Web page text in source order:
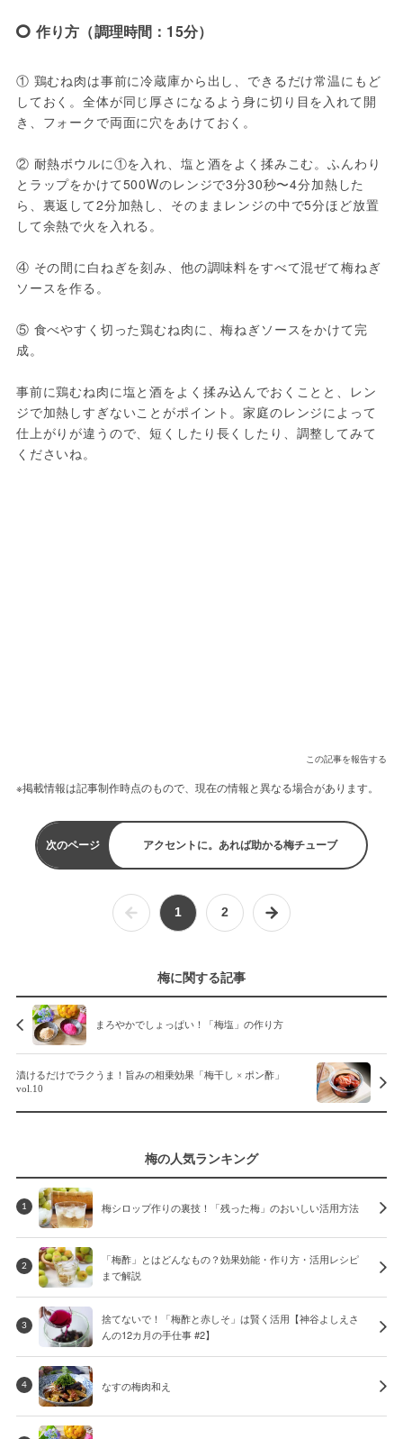
作り方（調理時間：15分）
① 鶏むね肉は事前に冷蔵庫から出し、できるだけ常温にもど
しておく。全体が同じ厚さになるよう身に切り目を入れて開
き、フォークで両面に穴をあけておく。
② 耐熱ボウルに①を入れ、塩と酒をよく揉みこむ。ふんわり
とラップをかけて500Wのレンジで3分30秒〜4分加熱した
ら、裏返して2分加熱し、そのままレンジの中で5分ほど放置
して余熱で火を入れる。
④ その間に白ねぎを刻み、他の調味料をすべて混ぜて梅ねぎ
ソースを作る。
⑤ 食べやすく切った鶏むね肉に、梅ねぎソースをかけて完
成。
事前に鶏むね肉に塩と酒をよく揉み込んでおくことと、レン
ジで加熱しすぎないことがポイント。家庭のレンジによって
仕上がりが違うので、短くしたり長くしたり、調整してみて
くださいね。
この記事を報告する
※掲載情報は記事制作時点のもので、現在の情報と異なる場合があります。
次のページ アクセントに。あれば助かる梅チューブ
1 2
梅に関する記事
まろやかでしょっぱい！「梅塩」の作り方
漬けるだけでラクうま！旨みの相乗効果「梅干し × ポン酢」
vol.10
梅の人気ランキング
1 梅シロップ作りの裏技！「残った梅」のおいしい活用方法
2
「梅酢」とはどんなもの？効果効能・作り方・活用レシピ
まで解説
3
捨てないで！「梅酢と赤しそ」は賢く活用【神谷よしえさ
んの12カ月の手仕事 #2】
4 なすの梅肉和え